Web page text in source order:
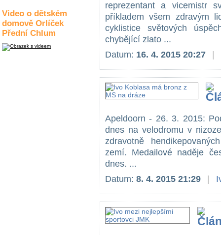
Video o dětském
domově Orlíček
Přední Chlum
reprezentant a vicemistr
příkladem všem zdravým
cyklistice světových
chybějící zlato ...
Datum: 16. 4. 2015 20:27
Apeldoorn - 26. 3. 2015:
dnes na velodromu v
zdravotně
zemí. Medailové naděje
dnes. ...
Datum: 8. 4. 2015 21:29